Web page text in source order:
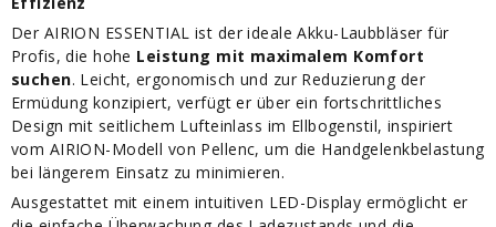
Der AIRION ESSENTIAL ist der ideale Akku-Laubbläser für
Profis, die hohe Leistung mit maximalem Komfort
suchen. Leicht, ergonomisch und zur Reduzierung der
Ermüdung konzipiert, verfügt er über ein fortschrittliches
Design mit seitlichem Lufteinlass im Ellbogenstil, inspiriert
vom AIRION-Modell von Pellenc, um die Handgelenkbelastung
bei längerem Einsatz zu minimieren.
Ausgestattet mit einem intuitiven LED-Display ermöglicht er